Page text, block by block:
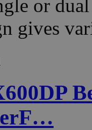
or
gives